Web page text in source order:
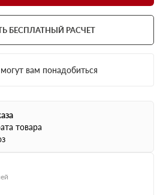
БЕСПЛАТНЫЙ РАСЧЕТ
вам понадобиться
товара